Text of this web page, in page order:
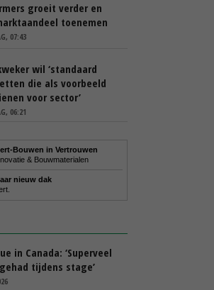
groeit verder en
toenemen
07:43
wil ‘standaard
die als voorbeeld
voor sector’
06:21
Bouwen in Vertrouwen
& Bouwmaterialen
nieuw dak
in Canada: ‘Superveel
tijdens stage’